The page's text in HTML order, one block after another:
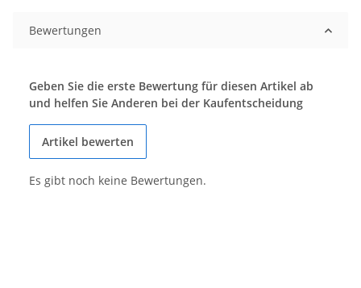
Bewertungen
Geben Sie die erste Bewertung für diesen Artikel ab
und helfen Sie Anderen bei der Kaufentscheidung
Artikel bewerten
Es gibt noch keine Bewertungen.